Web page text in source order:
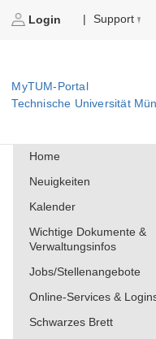
Login | Support
MyTUM-Portal
Technische Universität
Home
Neuigkeiten
Kalender
Wichtige Dokumente &
Verwaltungsinfos
Jobs/Stellenangebote
Online-Services &
Schwarzes Brett